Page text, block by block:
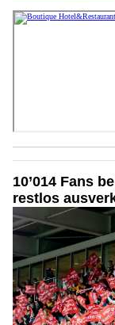
10’014 Fans
restlos